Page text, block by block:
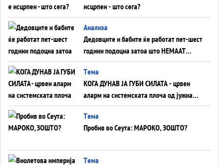
исцрпен - што сега?
Анализа
Дедовците и бабите ќе работат пет-шест
години подоцна затоа што НЕМААТ
ВНУЦИ ДА ГИ ЗАМЕНАТ
Tема
КОГА ДУНАВ ЈА ГУБИ СИЛАТА - црвен
аларм на системската плоча од јужна
Германија до Црното Море...
Tема
Пробив во Сеута: МАРОКО, ЗОШТО?
Tема